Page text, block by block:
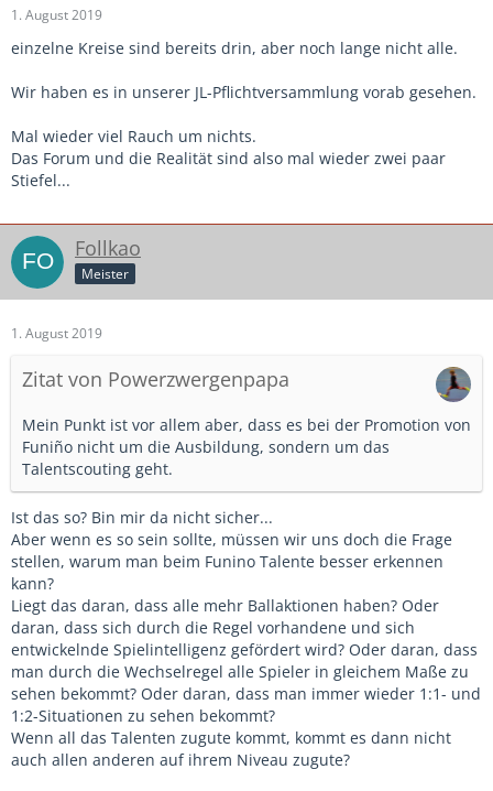
1. August 2019
einzelne Kreise sind bereits drin, aber noch lange nicht alle.
Wir haben es in unserer JL-Pflichtversammlung vorab gesehen.
Mal wieder viel Rauch um nichts.
Das Forum und die Realität sind also mal wieder zwei paar
Stiefel...
Follkao
Meister
1. August 2019
Zitat von Powerzwergenpapa
Mein Punkt ist vor allem aber, dass es bei der Promotion von
Funiño nicht um die Ausbildung, sondern um das
Talentscouting geht.
Ist das so? Bin mir da nicht sicher...
Aber wenn es so sein sollte, müssen wir uns doch die Frage
stellen, warum man beim Funino Talente besser erkennen
kann?
Liegt das daran, dass alle mehr Ballaktionen haben? Oder
daran, dass sich durch die Regel vorhandene und sich
entwickelnde Spielintelligenz gefördert wird? Oder daran, dass
man durch die Wechselregel alle Spieler in gleichem Maße zu
sehen bekommt? Oder daran, dass man immer wieder 1:1- und
1:2-Situationen zu sehen bekommt?
Wenn all das Talenten zugute kommt, kommt es dann nicht
auch allen anderen auf ihrem Niveau zugute?